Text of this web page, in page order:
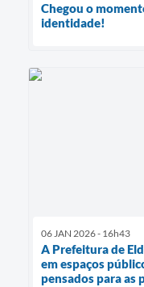
Chegou o
identidade!
06 JAN 2026 - 16h43
A Prefeitura de
em espaços
pensados para as